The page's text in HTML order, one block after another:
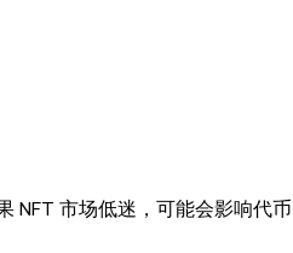
NFT 市场低迷，可能会影响代币